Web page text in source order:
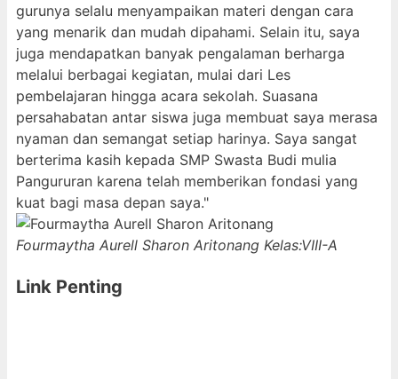
gurunya selalu menyampaikan materi dengan cara
yang menarik dan mudah dipahami. Selain itu, saya
juga mendapatkan banyak pengalaman berharga
melalui berbagai kegiatan, mulai dari Les
pembelajaran hingga acara sekolah. Suasana
persahabatan antar siswa juga membuat saya merasa
nyaman dan semangat setiap harinya. Saya sangat
berterima kasih kepada SMP Swasta Budi mulia
Pangururan karena telah memberikan fondasi yang
kuat bagi masa depan saya."
Fourmaytha Aurell Sharon Aritonang Kelas:VIII-A
Link Penting